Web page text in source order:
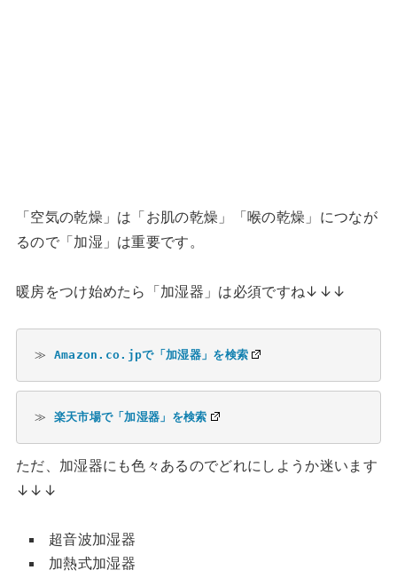
「空気の乾燥」は「お肌の乾燥」「喉の乾燥」につなが
るので「加湿」は重要です。
暖房をつけ始めたら「加湿器」は必須ですね↓↓↓
≫ Amazon.co.jpで「加湿器」を検索
≫ 楽天市場で「加湿器」を検索
ただ、加湿器にも色々あるのでどれにしようか迷います
↓↓↓
超音波加湿器
加熱式加湿器